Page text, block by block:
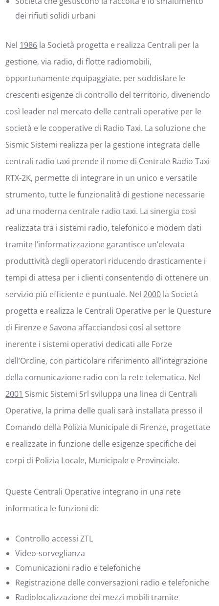
dei rifiuti solidi urbani
Nel 1986 la Società progetta e realizza Centrali per la
gestione, via radio, di flotte radiomobili,
opportunamente equipaggiate, per soddisfare le
crescenti esigenze di controllo del territorio, divenendo
così leader nel mercato delle centrali operative per le
società e le cooperative di Radio Taxi. La soluzione che
Sismic Sistemi realizza per la gestione integrata delle
centrali radio taxi prende il nome di Centrale Radio Taxi
RTX-2K, permette di integrare in un unico e versatile
strumento, tutte le funzionalità di gestione necessarie
ad una moderna centrale radio taxi. La sinergia così
realizzata tra i sistemi radio, telefonico e modem dati
tramite l’informatizzazione garantisce un’elevata
produttività degli operatori riducendo drasticamente i
tempi di attesa per i clienti consentendo di ottenere un
servizio più efficiente e puntuale. Nel2000 la Società
progetta e realizza le Centrali Operative per le Questure
di Firenze e Savona affacciandosi così al settore
inerente i sistemi operativi dedicati alle Forze
dell’Ordine, con particolare riferimento all’integrazione
della comunicazione radio con la rete telematica. Nel
2001 Sismic Sistemi Srl sviluppa una linea di Centrali
Operative, la prima delle quali sarà installata presso il
Comando della Polizia Municipale di Firenze, progettate
e realizzate in funzione delle esigenze specifiche dei
corpi di Polizia Locale, Municipale e Provinciale.
Queste Centrali Operative integrano in una rete
informatica le funzioni di:
Controllo accessi ZTL
Video-sorveglianza
Comunicazioni radio e telefoniche
Registrazione delle conversazioni radio e telefoniche
Radiolocalizzazione dei mezzi mobili tramite